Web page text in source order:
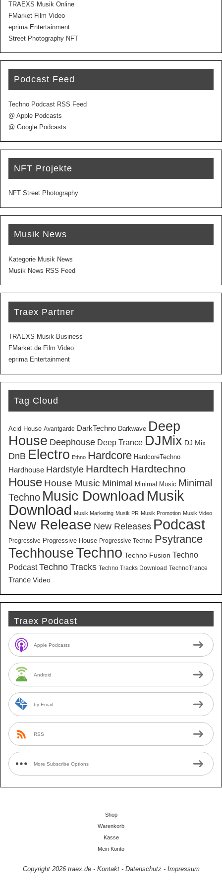
TRAEXS Musik Online
FMarket Film Video
eprima Entertainment
Street Photography NFT
Podcast Feed
Techno Podcast RSS Feed
@ Apple Podcasts
@ Google Podcasts
NFT Projekte
NFT Street Photography
Musik News
Kategorie Musik News
Musik News RSS Feed
Traex Partner
TRAEXS Musik Business
FMarket.de Film Video
eprima Entertainment
Tag Cloud
Acid House Avantgarde DarkTechno Darkwave Deep
House Deephouse Deep Trance DJMix DJ Mix
DnB Electro Ethno Hardcore HardcoreTechno
Hardhouse Hardstyle Hardtech Hardtechno
House House Music Minimal Minimal Music Minimal
Techno Music Download Musik
Download Musik Marketing Musik PR Musik Promotion Musik Video
New Release New Releases Podcast
Progressive Progressive House Progressive Techno Psytrance
TechhouseTechno Techno Fusion Techno
Podcast Techno Tracks Techno Tracks Download TechnoTrance
Trance Video
Traex Podcast
Apple Podcasts
Android
by Email
RSS
More Subscribe Options
Shop
Warenkorb
Kasse
Mein Konto
Copyright 2026 traex.de- Kontakt- Datenschutz- Impressum